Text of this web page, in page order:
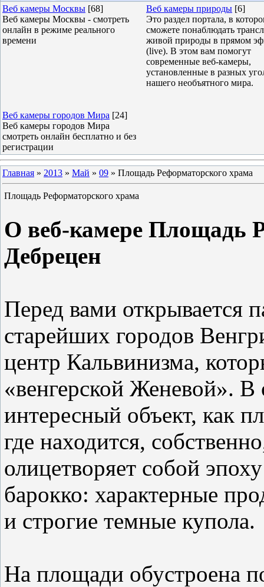
Веб камеры Москвы [68]
Веб камеры Москвы - смотреть
онлайн в режиме реального
времени
Веб камеры природы [6]
Это раздел портала, в
сможете понаблюдать
живой природы в прямом
(live). В этом вам помогут
современные веб-камеры,
установленные в разных
нашего необъятного мира.
Веб камеры городов Мира [24]
Веб камеры городов Мира
смотреть онлайн бесплатно и без
регистрации
Главная » 2013 » Май » 09 » Площадь Реформаторского храма
Площадь Реформаторского храма
О веб-камере Площадь
Дебрецен
Перед вами открывается
старейших городов
центр Кальвинизма,
«венгерской Женевой». В
интересный объект, как
где находится,
олицетворяет собой
барокко: характерные
и строгие темные купола.
На площади обустроена